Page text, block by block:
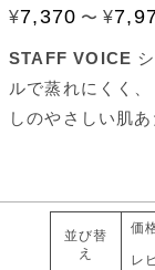
¥7,370 〜 ¥
STAFF VOICE
ルで蒸れにくく
しのやさしい肌あ
並び替
え
価
レ